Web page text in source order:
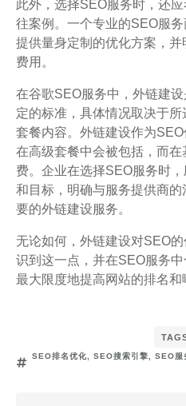
此外，选择SEO服务时，还
往案例。一个专业的SEO服
提供量身定制的优化方案，
费用。
在谷歌SEO服务中，外链建
定的标准，具体情况取决于
套餐内容。外链建设作为
在高级套餐中会被包括，而
费。企业在选择SEO服务时
和目标，明确与服务提供商
要的外链建设服务。
无论如何，外链建设对SEO
识到这一点，并在SEO服务
最大限度地提高网站的排名和
SEO排名优化 SEO搜索引擎 SEO服